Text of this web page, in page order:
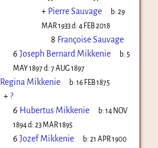
+ Pierre Sauvage b:29
MAR 1933d: 4 FEB 2018
8 Françoise Sauvage
6 Joseph Bernard Mikkenie b: 5
MAY 1897d: 7 AUG 1897
Regina Mikkenie b:16 FEB 1875
+ ?
6 Hubertus Mikkenie b:14 NOV
1894d: 23 MAR 1895
6 Jozef Mikkenie b:21 APR 1900